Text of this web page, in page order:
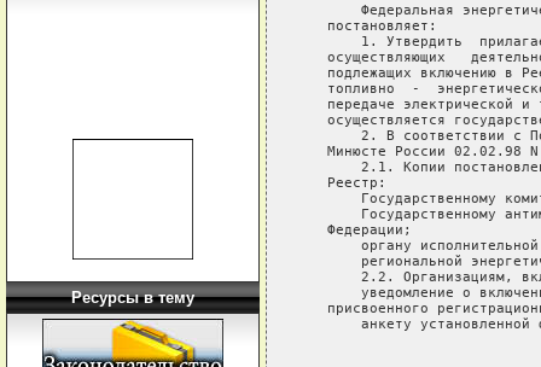
Ресурсы в тему
Федеральная
   постановляет:
1. Утвердить
осуществляющих
подлежащих включению в
топливно  -
передаче электрической и
осуществляется
2. В соответствии с
Минюсте России 02.02.98
2.1. Копии
   Реестр:
Государственному
Государственному
   Федерации;
органу
региональной
2.2. Организациям,
уведомление о
присвоенного
анкету установленной